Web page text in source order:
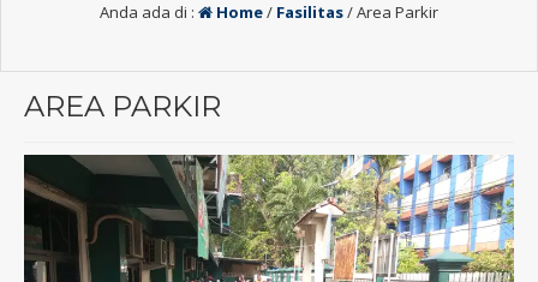
Anda ada di : Home/ Fasilitas/Area Parkir
AREA PARKIR